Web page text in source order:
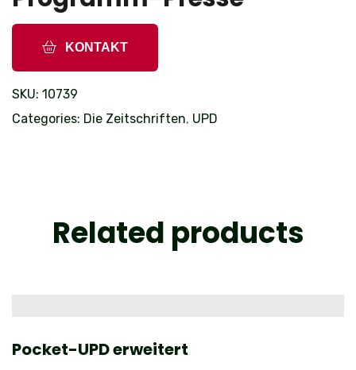
KONTAKT
SKU: 10739
Categories: Die Zeitschriften, UPD
Related products
Pocket-UPD erweitert